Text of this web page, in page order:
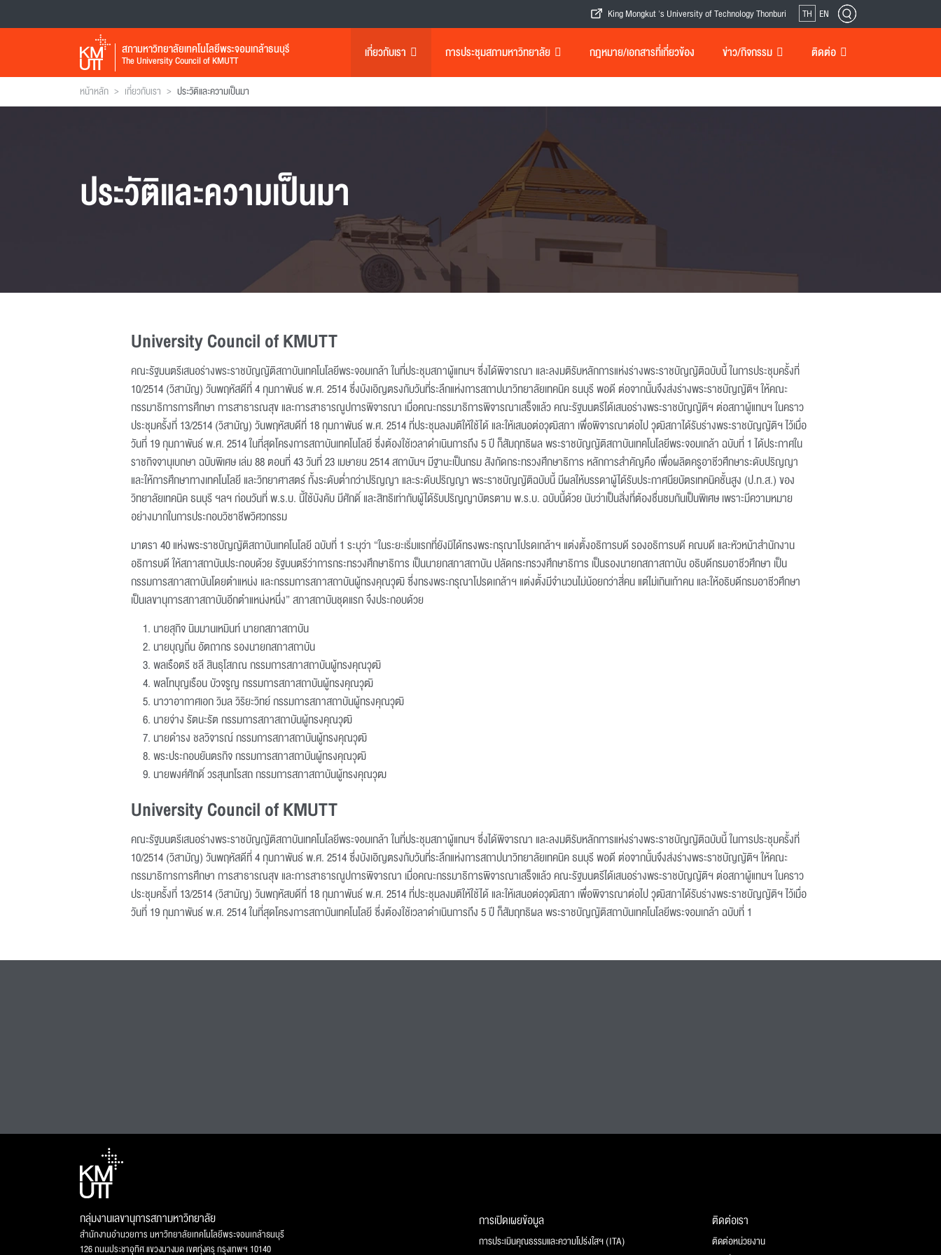
King Mongkut 's University of Technology Thonburi TH EN
สภามหาวิทยาลัยเทคโนโลยีพระจอมเกล้าธนบุรี
The University Council of KMUTT เกี่ยวกับเรา การประชุมสภามหาวิทยาลัย กฎหมาย/เอกสารที่เกี่ยวข้อง ข่าว/กิจกรรม ติดต่อ
หน้าหลัก > เกี่ยวกับเรา > ประวัติและความเป็นมา
ประวัติและความเป็นมา
University Council of KMUTT
คณะรัฐมนตรีเสนอร่างพระราชบัญญัติสถาบันเทคโนโลยีพระจอมเกล้า ในที่ประชุมสภาผู้แทนฯ ซึ่งได้พิจารณา และลงมติรับหลักการแห่งร่างพระราชบัญญัติฉบับนี้ ในการประชุมครั้งที่
10/2514 (วิสามัญ) วันพฤหัสดีที่ 4 กุมภาพันธ์ พ.ศ. 2514 ซึ่งบังเอิญตรงกับวันที่ระลึกแห่งการสถาปนาวิทยาลัยเทคนิค ธนบุรี พอดี ต่อจากนั้นจึงส่งร่างพระราชบัญญัติฯ ให้คณะ
กรรมาธิการการศึกษา การสาธารณสุข และการสาธารณูปการพิจารณา เมื่อคณะกรรมาธิการพิจารณาเสร็จแล้ว คณะรัฐมนตรีได้เสนอร่างพระราชบัญญัติฯ ต่อสภาผู้แทนฯ ในคราว
ประชุมครั้งที่ 13/2514 (วิสามัญ) วันพฤหัสบดีที่ 18 กุมภาพันธ์ พ.ศ. 2514 ที่ประชุมลงมติให้ใช้ได้ และให้เสนอต่อวุฒิสภา เพื่อพิจารณาต่อไป วุฒิสภาได้รับร่างพระราชบัญญัติฯ ไว้เมื่อ
วันที่ 19 กุมภาพันธ์ พ.ศ. 2514 ในที่สุดโครงการสถาบันเทคโนโลยี ซึ่งต้องใช้เวลาดำเนินการถึง 5 ปี ก็สัมฤทธิผล พระราชบัญญัติสถาบันเทคโนโลยีพระจอมเกล้า ฉบับที่ 1 ได้ประกาศใน
ราชกิจจานุเบกษา ฉบับพิเศษ เล่ม 88 ตอนที่ 43 วันที่ 23 เมษายน 2514 สถาบันฯ มีฐานะเป็นกรม สังกัดกระทรวงศึกษาธิการ หลักการสำคัญคือ เพื่อผลิตครูอาชีวศึกษาระดับปริญญา
และให้การศึกษาทางเทคโนโลยี และวิทยาศาสตร์ ทั้งระดับต่ำกว่าปริญญา และระดับปริญญา พระราชบัญญัติฉบับนี้ มีผลให้บรรดาผู้ได้รับประกาศนียบัตรเทคนิคชั้นสูง (ป.ท.ส.) ของ
วิทยาลัยเทคนิค ธนบุรี ฯลฯ ก่อนวันที่ พ.ร.บ. นี้ใช้บังคับ มีศักดิ์ และสิทธิเท่ากับผู้ได้รับปริญญาบัตรตาม พ.ร.บ. ฉบับนี้ด้วย นับว่าเป็นสิ่งที่ต้องชื่นชมกันเป็นพิเศษ เพราะมีความหมาย
อย่างมากในการประกอบวิชาชีพวิศวกรรม
มาตรา 40 แห่งพระราชบัญญัติสถาบันเทคโนโลยี ฉบับที่ 1 ระบุว่า “ในระยะเริ่มแรกที่ยังมิได้ทรงพระกรุณาโปรดเกล้าฯ แต่งตั้งอธิการบดี รองอธิการบดี คณบดี และหัวหน้าสำนักงาน
อธิการบดี ให้สภาสถาบันประกอบด้วย รัฐมนตรีว่าการกระทรวงศึกษาธิการ เป็นนายกสภาสถาบัน ปลัดกระทรวงศึกษาธิการ เป็นรองนายกสภาสถาบัน อธิบดีกรมอาชีวศึกษา เป็น
กรรมการสภาสถาบันโดยตำแหน่ง และกรรมการสภาสถาบันผู้ทรงคุณวุฒิ ซึ่งทรงพระกรุณาโปรดเกล้าฯ แต่งตั้งมีจำนวนไม่น้อยกว่าสี่คน แต่ไม่เกินเก้าคน และให้อธิบดีกรมอาชีวศึกษา
เป็นเลขานุการสภาสถาบันอีกตำแหน่งหนึ่ง” สภาสถาบันชุดแรก จึงประกอบด้วย
นายสุกิจ นิมมานเหมินท์ นายกสภาสถาบัน
นายบุญถิ่น อัตถากร รองนายกสภาสถาบัน
พลเรือตรี ชลี สินธุโสภณ กรรมการสภาสถาบันผู้ทรงคุณวุฒิ
พลโทบุญเรือน บัวจรูญ กรรมการสภาสถาบันผู้ทรงคุณวุฒิ
นาวาอากาศเอก วิมล วิริยะวิทย์ กรรมการสภาสถาบันผู้ทรงคุณวุฒิ
นายจ่าง รัตนะรัต กรรมการสภาสถาบันผู้ทรงคุณวุฒิ
นายดำรง ชลวิจารณ์ กรรมการสภาสถาบันผู้ทรงคุณวุฒิ
พระประกอบยันตรกิจ กรรมการสภาสถาบันผู้ทรงคุณวุฒิ
นายพงศ์ศักดิ์ วรสุนทโรสถ กรรมการสภาสถาบันผู้ทรงคุณวุฒ
University Council of KMUTT
คณะรัฐมนตรีเสนอร่างพระราชบัญญัติสถาบันเทคโนโลยีพระจอมเกล้า ในที่ประชุมสภาผู้แทนฯ ซึ่งได้พิจารณา และลงมติรับหลักการแห่งร่างพระราชบัญญัติฉบับนี้ ในการประชุมครั้งที่
10/2514 (วิสามัญ) วันพฤหัสดีที่ 4 กุมภาพันธ์ พ.ศ. 2514 ซึ่งบังเอิญตรงกับวันที่ระลึกแห่งการสถาปนาวิทยาลัยเทคนิค ธนบุรี พอดี ต่อจากนั้นจึงส่งร่างพระราชบัญญัติฯ ให้คณะ
กรรมาธิการการศึกษา การสาธารณสุข และการสาธารณูปการพิจารณา เมื่อคณะกรรมาธิการพิจารณาเสร็จแล้ว คณะรัฐมนตรีได้เสนอร่างพระราชบัญญัติฯ ต่อสภาผู้แทนฯ ในคราว
ประชุมครั้งที่ 13/2514 (วิสามัญ) วันพฤหัสบดีที่ 18 กุมภาพันธ์ พ.ศ. 2514 ที่ประชุมลงมติให้ใช้ได้ และให้เสนอต่อวุฒิสภา เพื่อพิจารณาต่อไป วุฒิสภาได้รับร่างพระราชบัญญัติฯ ไว้เมื่อ
วันที่ 19 กุมภาพันธ์ พ.ศ. 2514 ในที่สุดโครงการสถาบันเทคโนโลยี ซึ่งต้องใช้เวลาดำเนินการถึง 5 ปี ก็สัมฤทธิผล พระราชบัญญัติสถาบันเทคโนโลยีพระจอมเกล้า ฉบับที่ 1
กลุ่มงานเลขานุการสภามหาวิทยาลัย
สำนักงานอำนวยการ มหาวิทยาลัยเทคโนโลยีพระจอมเกล้าธนบุรี
126 ถนนประชาอุทิศ แขวงบางมด เขตทุ่งครุ กรุงเทพฯ 10140
การเปิดเผยข้อมูล
การประเมินคุณธรรมและความโปร่งใสฯ (ITA)
ติดต่อเรา
ติดต่อหน่วยงาน